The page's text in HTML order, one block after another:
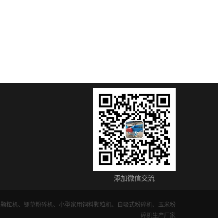
添加微信交流
粒机、铡草粉碎机、小型家用饲料颗粒机、自吸式粉碎机、玉米粉
碎机生产厂家